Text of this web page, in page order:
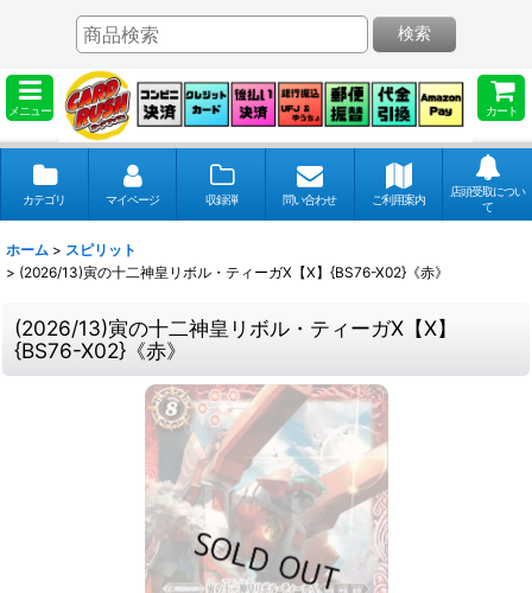
メニュー カート
検索
カテゴリ マイページ 収録弾 問い合わせ ご利用案内
店頭受取につい
て
ホーム > スピリット
> (2026/13)寅の十二神皇リボル・ティーガX【X】{BS76-X02}《赤》
(2026/13)寅の十二神皇リボル・ティーガX【X】
{BS76-X02}《赤》